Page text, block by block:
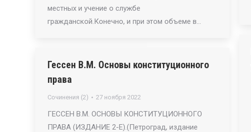
местных и учение о службе
гражданской.Конечно, и при этом объеме в…
Гессен В.М. Основы конституционного
права
Сочинения (2) 27 ноября 2022
ГЕССЕН В.М. ОСНОВЫ КОНСТИТУЦИОННОГО
ПРАВА (ИЗДАНИЕ 2-Е).(Петроград, издание